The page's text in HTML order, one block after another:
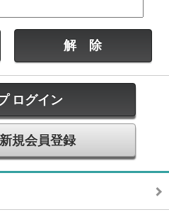
ログイン
規会員登録